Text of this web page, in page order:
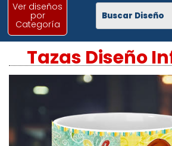
Ver diseños
por
Categoría
Tazas Diseño